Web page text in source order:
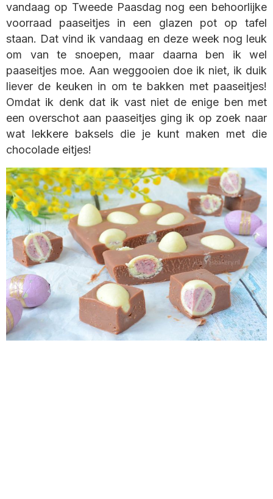
vandaag op Tweede Paasdag nog een behoorlijke
voorraad paaseitjes in een glazen pot op tafel
staan. Dat vind ik vandaag en deze week nog leuk
om van te snoepen, maar daarna ben ik wel
paaseitjes moe. Aan weggooien doe ik niet, ik duik
liever de keuken in om te bakken met paaseitjes!
Omdat ik denk dat ik vast niet de enige ben met
een overschot aan paaseitjes ging ik op zoek naar
wat lekkere baksels die je kunt maken met die
chocolade eitjes!